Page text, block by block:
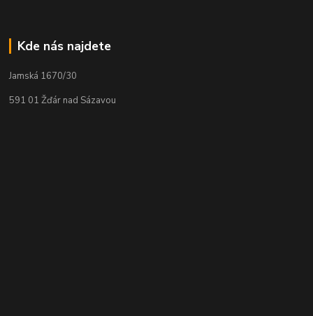
Kde nás najdete
Jamská 1670/30
591 01 Žďár nad Sázavou